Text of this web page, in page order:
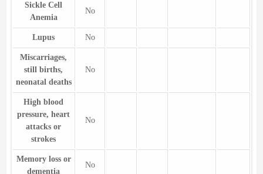
Sickle Cell
Anemia
No
Lupus No
Miscarriages,
still births,
neonatal deaths
No
High blood
pressure, heart
attacks or
strokes
No
Memory loss or
dementia
No